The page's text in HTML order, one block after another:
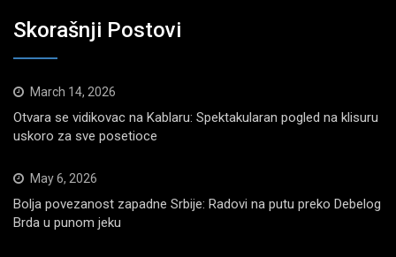
Skorašnji Postovi
March 14, 2026
Otvara se vidikovac na Kablaru: Spektakularan pogled na klisuru
uskoro za sve posetioce
May 6, 2026
Bolja povezanost zapadne Srbije: Radovi na putu preko Debelog
Brda u punom jeku